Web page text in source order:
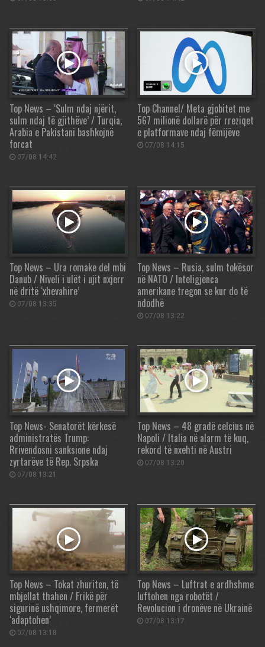
Top News – ‘Sulm ndaj njërit,
sulm ndaj të gjithëve’ / Turqia,
Arabia e Pakistani bashkojnë
forcat
07/08 14:42
Top Channel/ Meta gjobitet me
567 milionë dollarë për rreziqet
e platformave ndaj fëmijëve
07/08 14:15
Top News – Ura romake del mbi
Danub / Niveli i ulët i ujit nxjerr
në dritë ‘xhevahire’
07/08 13:35
Top News – Rusia, sulm tokësor
në NATO / Inteligjenca
amerikane tregon se kur do të
ndodhë
07/08 13:22
Top News- Senatorët kërkesë
administratës Trump:
Rrivendosni sanksione ndaj
zyrtarëve të Rep. Srpska
07/08 13:21
Top News – 48 gradë celcius në
Napoli / Italia në alarm të kuq,
rekord të nxehti në Austri
07/08 13:20
Top News – Tokat zhuriten, të
mbjellat thahen / Frikë për
sigurinë ushqimore, fermerët
‘adaptohen’
07/08 13:18
Top News – Luftrat e ardhshme
luftohen nga robotët /
Revolucion i dronëve në Ukrainë
07/08 13:17